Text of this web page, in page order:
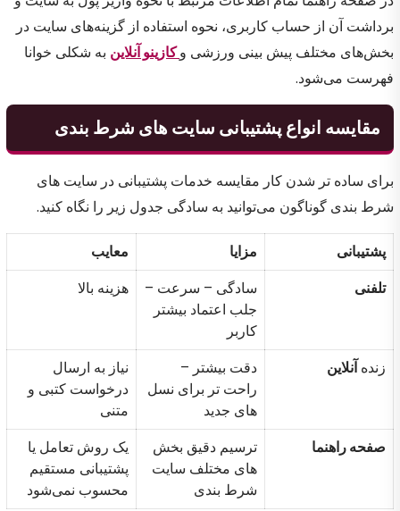
برداشت آن از حساب کاربری، نحوه استفاده از گزینه‌های سایت در
بخش‌های مختلف پیش بینی ورزشی وکازینو آنلاین به شکلی خوانا
فهرست می‌شود.
مقایسه انواع پشتیبانی سایت های شرط بندی
برای ساده تر شدن کار مقایسه خدمات پشتیبانی در سایت های
شرط بندی گوناگون می‌توانید به سادگی جدول زیر را نگاه کنید.
پشتیبانی مزایا
معایب
تلفنی
سادگی – سرعت –
جلب اعتماد بیشتر
کاربر
هزینه بالا
زنده آنلاین
دقت بیشتر –
راحت تر برای نسل
های جدید
نیاز به ارسال
درخواست کتبی و
متنی
صفحه راهنما
ترسیم دقیق بخش
های مختلف سایت
شرط بندی
یک روش تعامل یا
پشتیبانی مستقیم
محسوب نمی‌شود